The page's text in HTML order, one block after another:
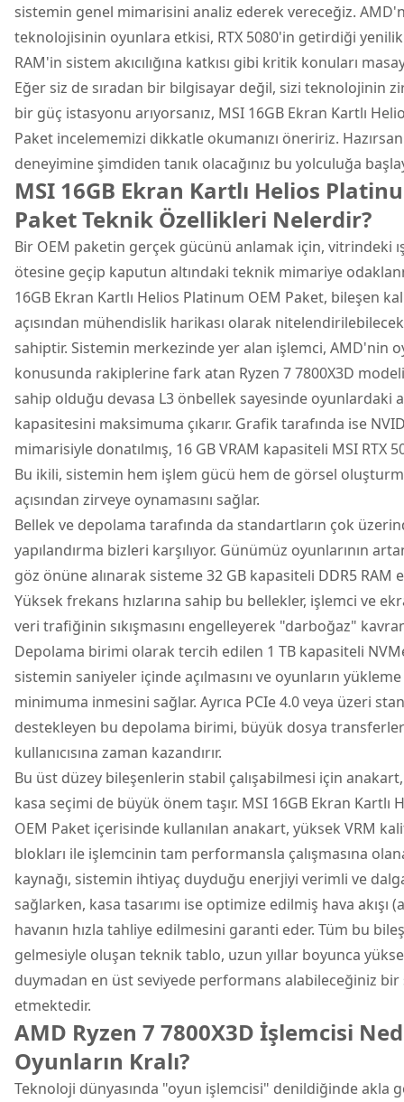
sistemin genel mimarisini analiz ederek vereceğiz.
teknolojisinin oyunlara etkisi, RTX 5080'in getirdiği
RAM'in sistem akıcılığına katkısı gibi kritik konuları
Eğer siz de sıradan bir bilgisayar değil, sizi teknolojinin
bir güç istasyonu arıyorsanız, MSI 16GB Ekran Kartlı
Paket incelememizi dikkatle okumanızı öneririz.
deneyimine şimdiden tanık olacağınız bu yolculuğa
MSI 16GB Ekran Kartlı Helios
Paket Teknik Özellikleri Nelerdir?
Bir OEM paketin gerçek gücünü anlamak için, vitrindeki
ötesine geçip kaputun altındaki teknik mimariye
16GB Ekran Kartlı Helios Platinum OEM Paket, bileşen
açısından mühendislik harikası olarak
sahiptir. Sistemin merkezinde yer alan işlemci, AMD'nin
konusunda rakiplerine fark atan Ryzen 7 7800X3D
sahip olduğu devasa L3 önbellek sayesinde oyunlardaki
kapasitesini maksimuma çıkarır. Grafik tarafında ise
mimarisiyle donatılmış, 16 GB VRAM kapasiteli MSI RTX
Bu ikili, sistemin hem işlem gücü hem de görsel
açısından zirveye oynamasını sağlar.
Bellek ve depolama tarafında da standartların çok
yapılandırma bizleri karşılıyor. Günümüz oyunlarının
göz önüne alınarak sisteme 32 GB kapasiteli DDR5 RAM
Yüksek frekans hızlarına sahip bu bellekler, işlemci ve
veri trafiğinin sıkışmasını engelleyerek "darboğaz"
Depolama birimi olarak tercih edilen 1 TB kapasiteli
sistemin saniyeler içinde açılmasını ve oyunların
minimuma inmesini sağlar. Ayrıca PCIe 4.0 veya üzeri
destekleyen bu depolama birimi, büyük dosya
kullanıcısına zaman kazandırır.
Bu üst düzey bileşenlerin stabil çalışabilmesi için
kasa seçimi de büyük önem taşır. MSI 16GB Ekran Kartlı
OEM Paket içerisinde kullanılan anakart, yüksek VRM
blokları ile işlemcinin tam performansla çalışmasına
kaynağı, sistemin ihtiyaç duyduğu enerjiyi verimli ve
sağlarken, kasa tasarımı ise optimize edilmiş hava akışı
havanın hızla tahliye edilmesini garanti eder. Tüm bu
gelmesiyle oluşan teknik tablo, uzun yıllar boyunca
duymadan en üst seviyede performans alabileceğiniz
etmektedir.
AMD Ryzen 7 7800X3D İşlemcisi
Oyunların Kralı?
Teknoloji dünyasında "oyun işlemcisi" denildiğinde akla